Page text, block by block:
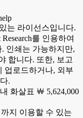
는 라이선스입니다.
를 인용하여
인쇄는 가능하지만,
합니다. 또한, 보고
업로드하거나, 외부
.
￦ 5,624,000
지 이용할 수 있는